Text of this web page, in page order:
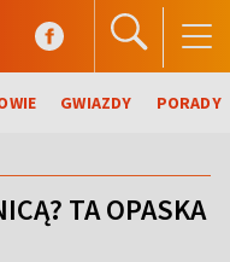
GWIAZDY PORADY
TA OPASKA